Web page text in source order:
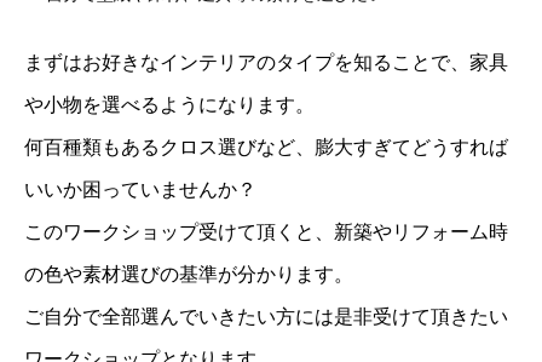
まずはお好きなインテリアのタイプを知ることで、家具
や小物を選べるようになります。
何百種類もあるクロス選びなど、膨大すぎてどうすれば
いいか困っていませんか？
このワークショップ受けて頂くと、新築やリフォーム時
の色や素材選びの基準が分かります。
ご自分で全部選んでいきたい方には是非受けて頂きたい